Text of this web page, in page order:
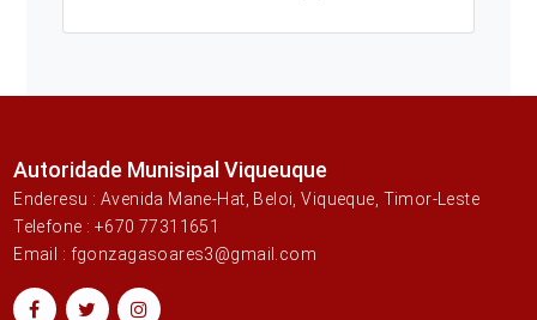
Autoridade Munisipal Viqueuque
Enderesu : Avenida Mane-Hat, Beloi, Viqueque, Timor-Leste
Telefone : +670 77311651
Email : fgonzagasoares3@gmail.com